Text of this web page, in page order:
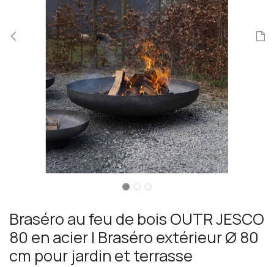
Braséro au feu de bois OUTR JESCO
80 en acier | Braséro extérieur Ø 80
cm pour jardin et terrasse